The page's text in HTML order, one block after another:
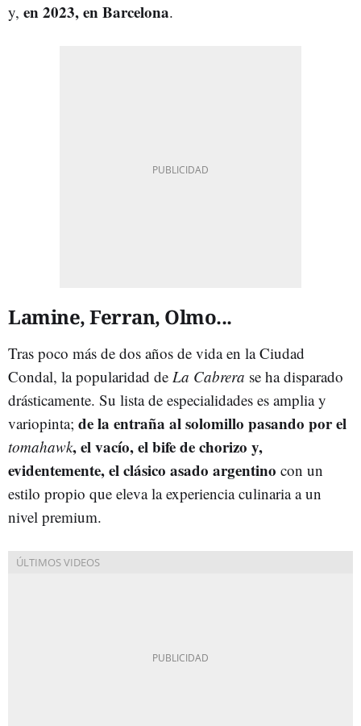
y, en 2023, en Barcelona.
Lamine, Ferran, Olmo...
Tras poco más de dos años de vida en la Ciudad
Condal, la popularidad de La Cabrera se ha disparado
drásticamente. Su lista de especialidades es amplia y
variopinta; de la entraña al solomillo pasando por el
tomahawk, el vacío, el bife de chorizo y,
evidentemente, el clásico asado argentino con un
estilo propio que eleva la experiencia culinaria a un
nivel premium.